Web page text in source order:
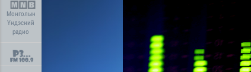
Монголын
Үндэсний
радио